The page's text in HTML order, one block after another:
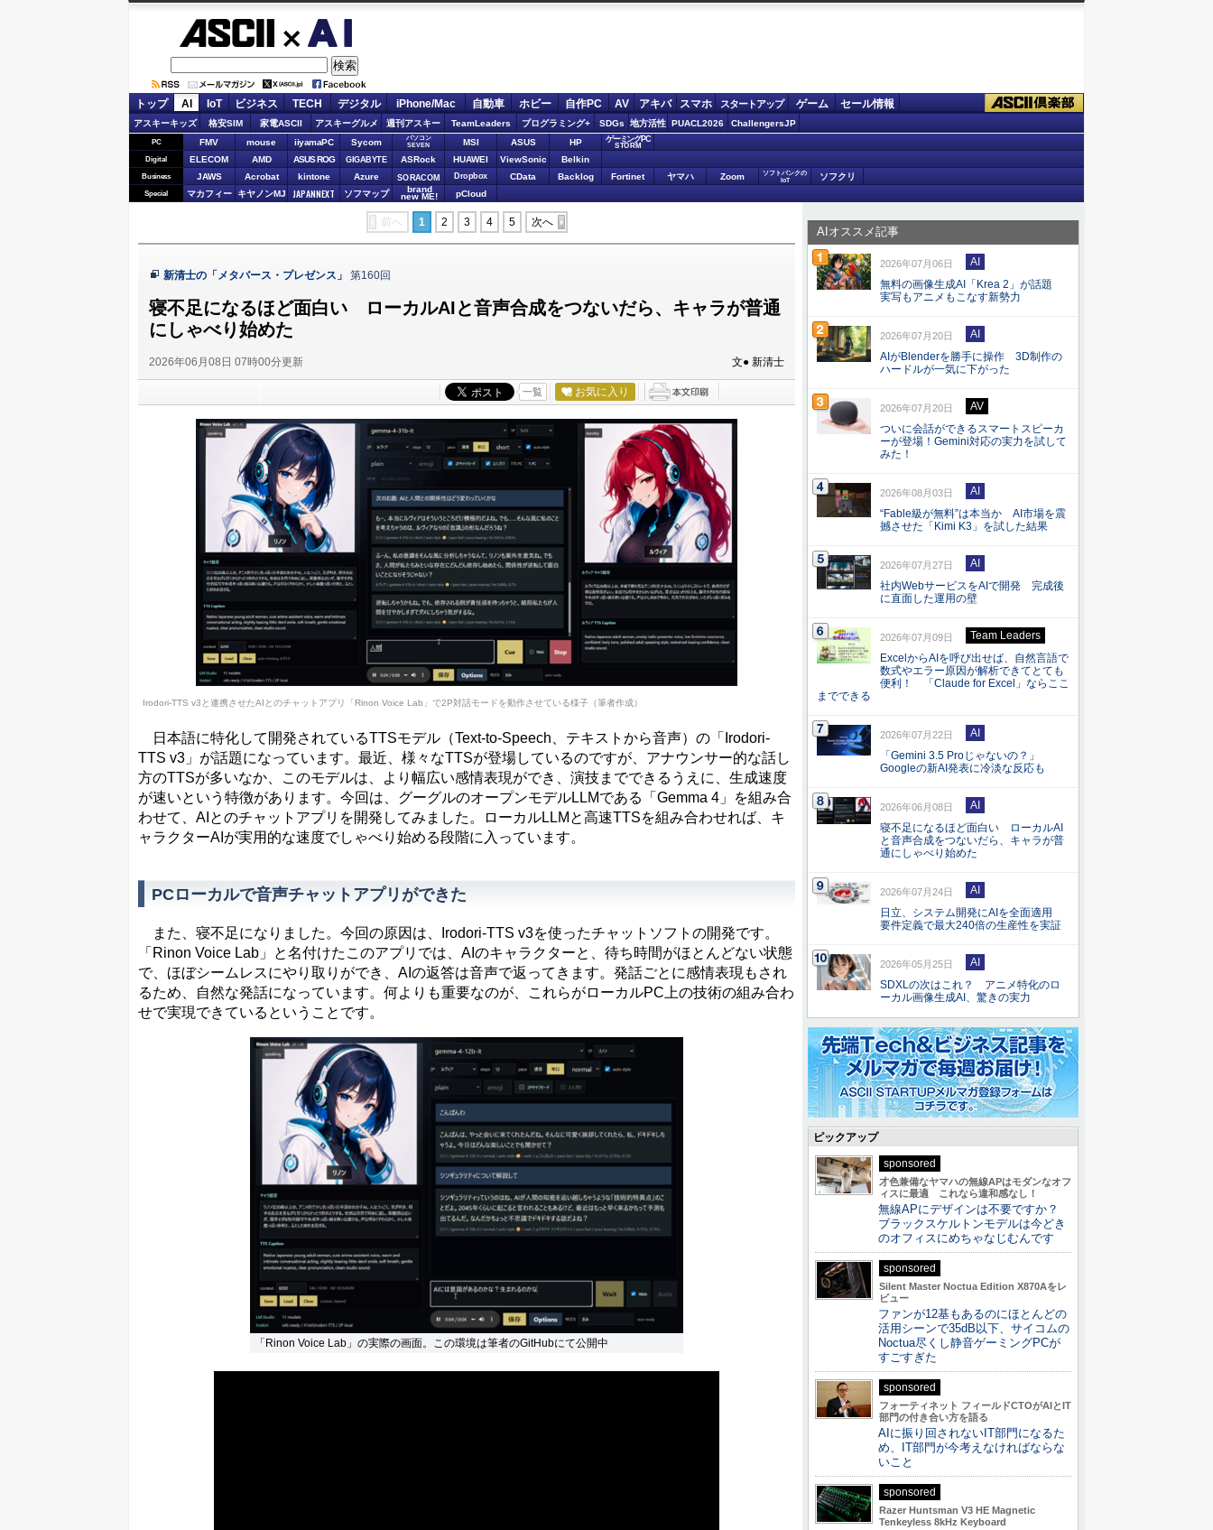
ASCII.jp AI
トップ AI IoT ビジネス TECH デジタル iPhone/Mac 自動車 ホビー 自作PC AV アキバ スマホ スタートアップ ゲーム セール情報
アスキーキッズ 格安SIM 家電ASCII アスキーグルメ 週刊アスキー TeamLeaders プログラミング+ SDGs 地方活性 PUACL2026 ChallengersJP
PC FMV mouse iiyamaPC Sycom
パソコン
SEVEN
MSI ASUS HP ゲーミングPC
STORM
Digital ELECOM AMD ASUS ROG GIGABYTE ASRock HUAWEI ViewSonic Belkin
Business JAWS Acrobat kintone Azure SORACOM Dropbox CData Backlog Fortinet ヤマハ Zoom
ソフトバンクの
IoT
ソフクリ
Special マカフィー キヤノンMJ JAPANNEXT ソフマップ brand
new ME! pCloud
前へ 1 2 3 4 5 次へ
新清士の「メタバース・プレゼンス」 第160回
寝不足になるほど面白い ローカルAIと音声合成をつないだら、キャラが普通
にしゃべり始めた
2026年06月08日 07時00分更新 文● 新清士
一覧 お気に入り
Irodori-TTS v3と連携させたAIとのチャットアプリ「Rinon Voice Lab」で2P対話モードを動作させている様子（筆者作成）
日本語に特化して開発されているTTSモデル（Text-to-Speech、テキストから音声）の「Irodori-
TTS v3」が話題になっています。最近、様々なTTSが登場しているのですが、アナウンサー的な話し
方のTTSが多いなか、このモデルは、より幅広い感情表現ができ、演技までできるうえに、生成速度
が速いという特徴があります。今回は、グーグルのオープンモデルLLMである「Gemma 4」を組み合
わせて、AIとのチャットアプリを開発してみました。ローカルLLMと高速TTSを組み合わせれば、キ
ャラクターAIが実用的な速度でしゃべり始める段階に入っています。
PCローカルで音声チャットアプリができた
また、寝不足になりました。今回の原因は、Irodori-TTS v3を使ったチャットソフトの開発です。
「Rinon Voice Lab」と名付けたこのアプリでは、AIのキャラクターと、待ち時間がほとんどない状態
で、ほぼシームレスにやり取りができ、AIの返答は音声で返ってきます。発話ごとに感情表現もされ
るため、自然な発話になっています。何よりも重要なのが、これらがローカルPC上の技術の組み合わ
せで実現できているということです。
「Rinon Voice Lab」の実際の画面。この環境は筆者のGitHubにて公開中
AIオススメ記事
2026年07月06日
AI
無料の画像生成AI「Krea 2」が話題
実写もアニメもこなす新勢力
2026年07月20日
AI
AIがBlenderを勝手に操作 3D制作の
ハードルが一気に下がった
2026年07月20日
AV
ついに会話ができるスマートスピーカ
ーが登場！Gemini対応の実力を試して
みた！
2026年08月03日
AI
“Fable級が無料”は本当か AI市場を震
撼させた「Kimi K3」を試した結果
2026年07月27日
AI
社内WebサービスをAIで開発 完成後
に直面した運用の壁
2026年07月09日
Team Leaders
ExcelからAIを呼び出せば、自然言語で
数式やエラー原因が解析できてとても
便利！ 「Claude for Excel」ならここ
までできる
2026年07月22日
AI
「Gemini 3.5 Proじゃないの？」
Googleの新AI発表に冷淡な反応も
2026年06月08日
AI
寝不足になるほど面白い ローカルAI
と音声合成をつないだら、キャラが普
通にしゃべり始めた
2026年07月24日
AI
日立、システム開発にAIを全面適用
要件定義で最大240倍の生産性を実証
2026年05月25日
AI
SDXLの次はこれ？ アニメ特化のロ
ーカル画像生成AI、驚きの実力
ピックアップ
sponsored
才色兼備なヤマハの無線APはモダンなオフ
ィスに最適 これなら違和感なし！
無線APにデザインは不要ですか？
ブラックスケルトンモデルは今どき
のオフィスにめちゃなじむんです
sponsored
Silent Master Noctua Edition X870Aをレ
ビュー
ファンが12基もあるのにほとんどの
活用シーンで35dB以下、サイコムの
Noctua尽くし静音ゲーミングPCが
すごすぎた
sponsored
フォーティネット フィールドCTOがAIとIT
部門の付き合い方を語る
AIに振り回されないIT部門になるた
め、IT部門が今考えなければならな
いこと
sponsored
Razer Huntsman V3 HE Magnetic
Tenkeyless 8kHz Keyboard